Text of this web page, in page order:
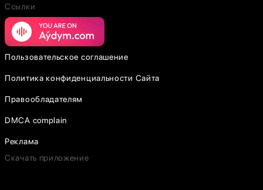
Ссылки
Пользовательское соглашение
Политика конфиденциальности Сайта
Правообладателям
DMCA complain
Реклама
Скачать приложение